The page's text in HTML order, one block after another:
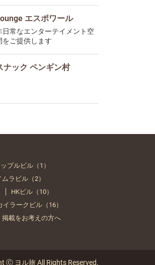
エスポワール
日常なエンターテイメント空
をご提供します
ナック ペンギン村
プルビル（1）
ムラビル（2）
HKビル（10）
イラークビル（16）
掲載をお考えの方へ
Ⓒ ヨル旅 All Rights Reserved.